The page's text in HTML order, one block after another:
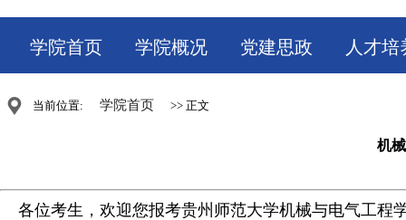
学院首页 学院概况 党建思政 人才培
当前位置: 学院首页 >> 正文
机
各位考生，欢迎您报考贵州师范大学机械与电气工程